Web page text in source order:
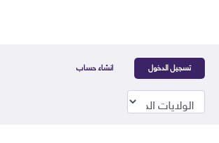
تسجيل الدخول انشاء حساب